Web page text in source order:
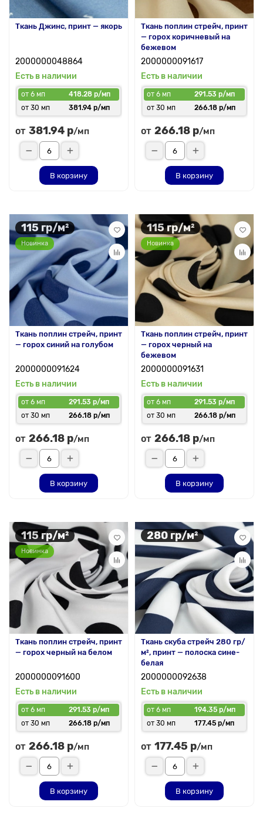
Ткань Джинс, принт — якорь
2000000048864
Есть в наличии
от 6 мп
418.28 р/мп
от 30 мп
381.94 р/мп
от 381.94 р/мп
В корзину
Ткань поплин стрейч, принт
— горох коричневый на
бежевом
2000000091617
Есть в наличии
от 6 мп
291.53 р/мп
от 30 мп
266.18 р/мп
от 266.18 р/мп
В корзину
115 гр/м²
Новинка
Ткань поплин стрейч, принт
— горох синий на голубом
2000000091624
Есть в наличии
от 6 мп
291.53 р/мп
от 30 мп
266.18 р/мп
от 266.18 р/мп
В корзину
115 гр/м²
Новинка
Ткань поплин стрейч, принт
— горох черный на
бежевом
2000000091631
Есть в наличии
от 6 мп
291.53 р/мп
от 30 мп
266.18 р/мп
от 266.18 р/мп
В корзину
115 гр/м²
Новинка
Ткань поплин стрейч, принт
— горох черный на белом
2000000091600
Есть в наличии
от 6 мп
291.53 р/мп
от 30 мп
266.18 р/мп
от 266.18 р/мп
В корзину
280 гр/м²
Ткань скуба стрейч 280 гр/
м², принт — полоска сине-
белая
2000000092638
Есть в наличии
от 6 мп
194.35 р/мп
от 30 мп
177.45 р/мп
от 177.45 р/мп
В корзину